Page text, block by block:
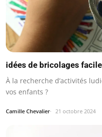
idées de bricolages
À la recherche d’activités
vos enfants ?
Camille Chevalier 21 octobre 2024